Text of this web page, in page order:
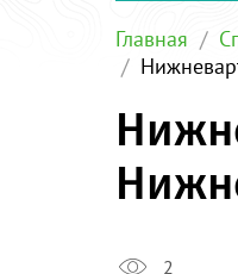
Главная
2